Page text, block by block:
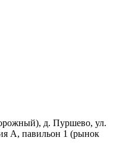
д. Пуршево, ул.
А, павильон 1 (рынок